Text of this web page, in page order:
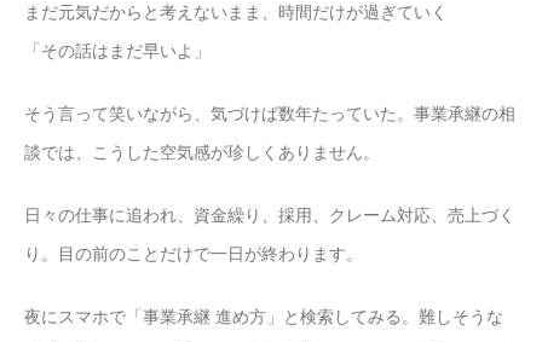
まだ元気だからと考えないまま、時間だけが過ぎていく
「その話はまだ早いよ」
そう言って笑いながら、気づけば数年たっていた。事業承継の相
談では、こうした空気感が珍しくありません。
日々の仕事に追われ、資金繰り、採用、クレーム対応、売上づく
り。目の前のことだけで一日が終わります。
夜にスマホで「事業承継 進め方」と検索してみる。難しそうな